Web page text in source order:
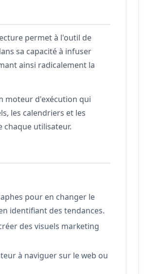
permet à l'outil de
sa capacité à infuser
ainsi radicalement la
moteur d'exécution qui
les calendriers et les
utilisateur.
pour en changer le
identifiant des tendances.
des visuels marketing
à naviguer sur le web ou